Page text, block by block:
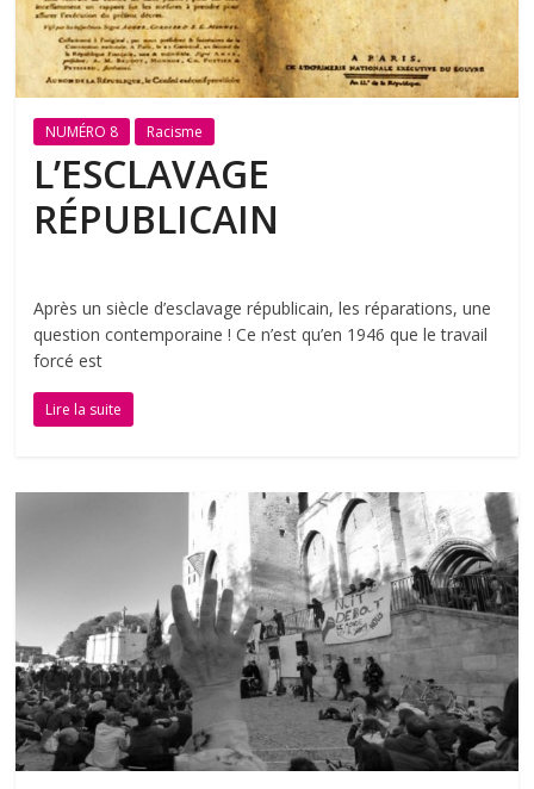
NUMÉRO 8 Racisme
L’ESCLAVAGE
RÉPUBLICAIN
Après un siècle d’esclavage républicain, les réparations, une
question contemporaine ! Ce n’est qu’en 1946 que le travail
forcé est
Lire la suite